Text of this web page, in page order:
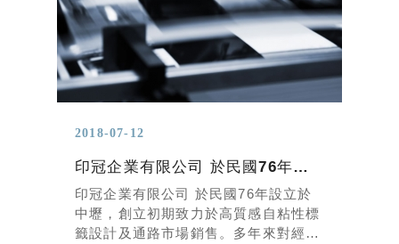
2018-07-12
印冠企業有限公司 於民國76年設立於中壢，創立初期致力於高質感自粘性標籤設計及通路市場銷售。
印冠企業有限公司 於民國76年設立於
中壢，創立初期致力於高質感自粘性標
籤設計及通路市場銷售。多年來對經營